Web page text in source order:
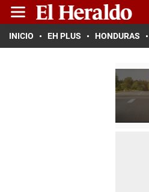
INICIO EH PLUS HONDURAS